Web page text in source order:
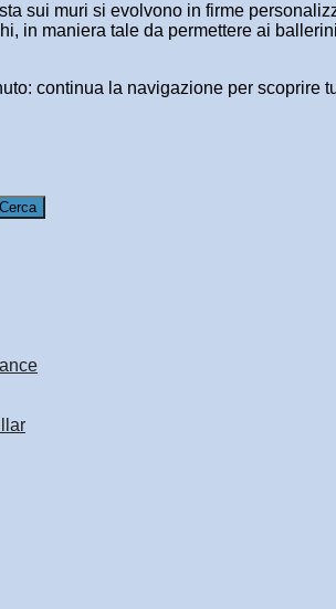
sui muri si evolvono in firme
in maniera tale da permettere ai
continua la navigazione per scoprire